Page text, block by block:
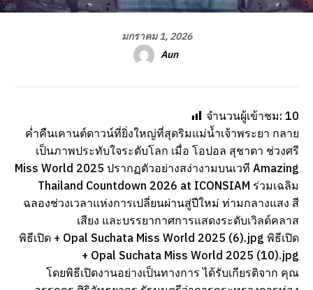
มกราคม 1, 2026
Aun
จำนวนผู้เข้าชม: 10
ค่ำคืนเคานต์ดาวน์ที่ยิ่งใหญ่ที่สุดริมแม่น้ำเจ้าพระยา กลาย
เป็นภาพประทับใจระดับโลก เมื่อ โอปอล สุชาตา ช่วงศรี
Miss World 2025 ปรากฏตัวอย่างสง่างามบนเวที Amazing
Thailand Countdown 2026 at ICONSIAM ร่วมเฉลิม
ฉลองช่วงเวลาแห่งการเปลี่ยนผ่านสู่ปีใหม่ ท่ามกลางแสง สี
เสียง และบรรยากาศการแสดงระดับเวิลด์คลาส
พิธีเปิด + Opal Suchata Miss World 2025 (6).jpg พิธีเปิด
+ Opal Suchata Miss World 2025 (10).jpg
โดยพิธีเปิดงานอย่างเป็นทางการ ได้รับเกียรติจาก คุณ